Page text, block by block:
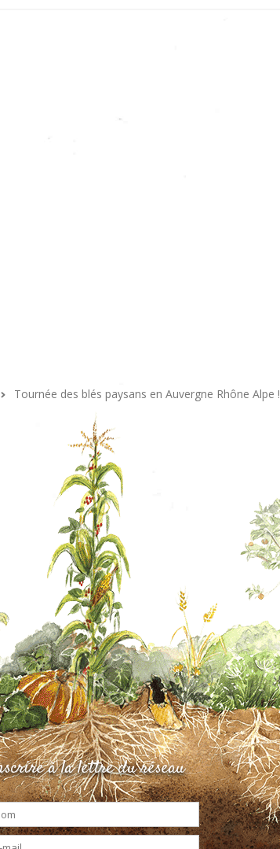
Tournée des blés paysans en Auvergne Rhône Alpe !
à la lettre du réseau